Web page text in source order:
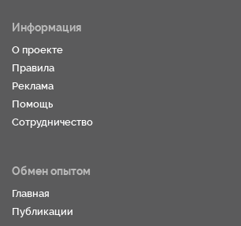
Информация
О проекте
Правила
Реклама
Помощь
Сотрудничество
Обмен опытом
Главная
Публикации